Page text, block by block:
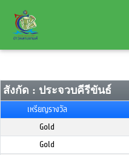
สังกัด : ประจวบคีรีขันธ์
เหรียญรางวัล
Gold
Gold